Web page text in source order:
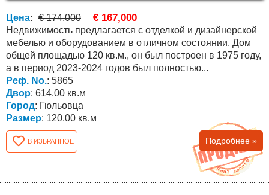
Цена: € 174,000 € 167,000
Недвижимость предлагается с отделкой и дизайнерской
мебелью и оборудованием в отличном состоянии. Дом
общей площадью 120 кв.м., он был построен в 1975 году,
а в период 2023-2024 годов был полностью...
Реф. No.: 5865
Двор: 614.00 кв.м
Город: Гюльовца
Размер: 120.00 кв.м
В ИЗБРАННОЕ Подробнее »